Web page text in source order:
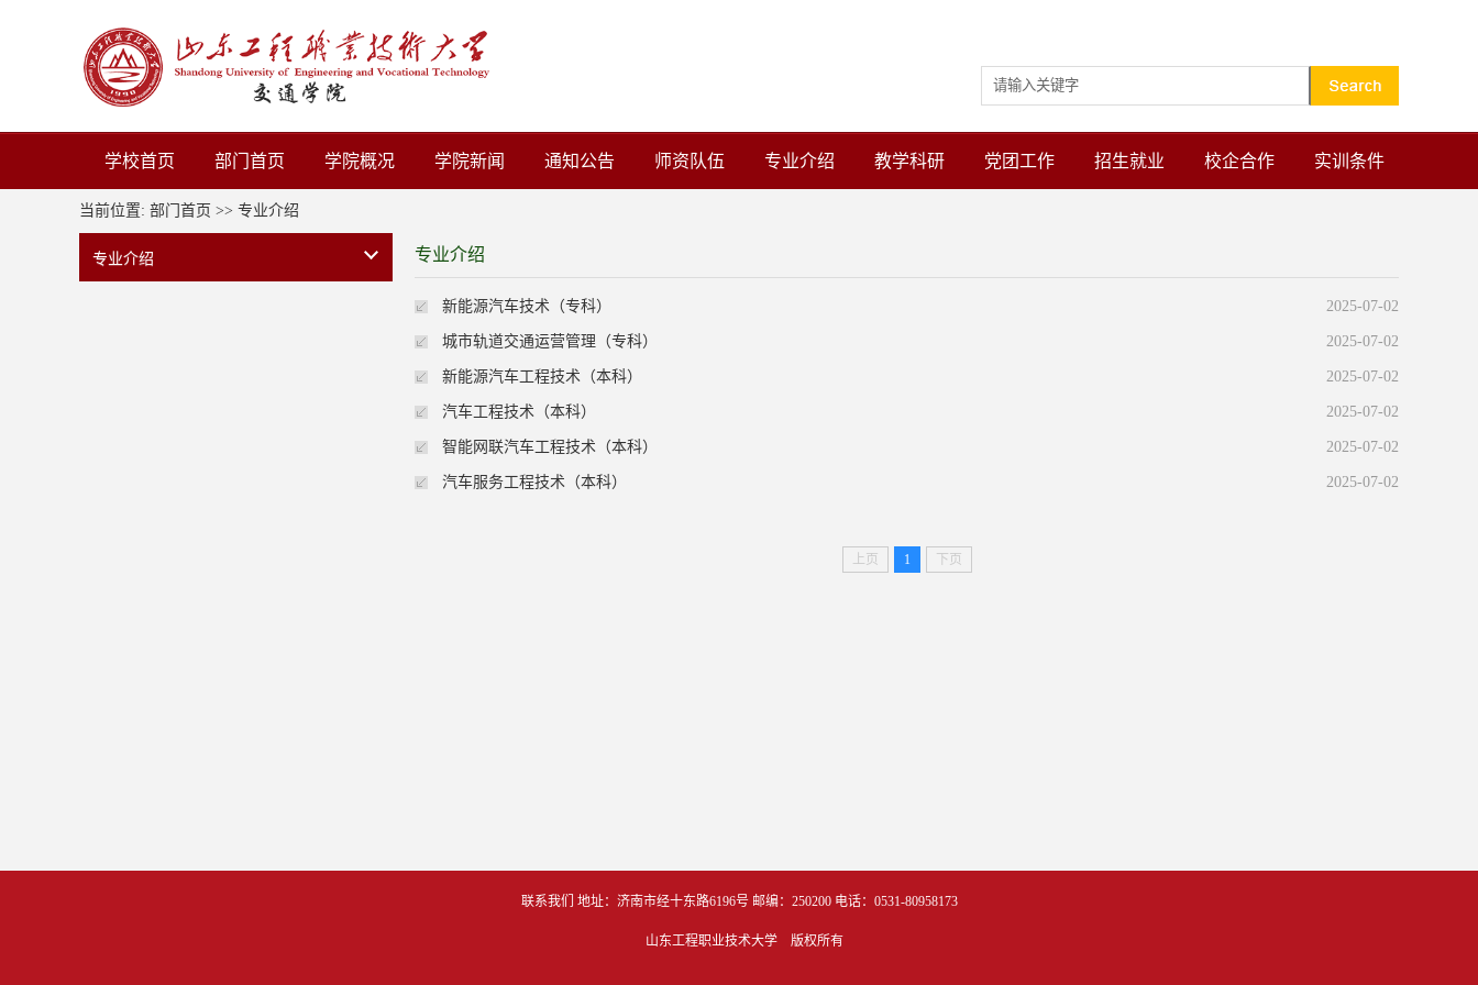
学校首页 部门首页 学院概况 学院新闻 通知公告 师资队伍 专业介绍 教学科研 党团工作 招生就业 校企合作 实训条件
当前位置: 部门首页 >> 专业介绍
专业介绍 专业介绍
新能源汽车技术（专科） 2025-07-02
城市轨道交通运营管理（专科） 2025-07-02
新能源汽车工程技术（本科） 2025-07-02
汽车工程技术（本科） 2025-07-02
智能网联汽车工程技术（本科） 2025-07-02
汽车服务工程技术（本科） 2025-07-02
上页 1 下页
联系我们 地址：济南市经十东路6196号 邮编：250200 电话：0531-80958173
山东工程职业技术大学　版权所有